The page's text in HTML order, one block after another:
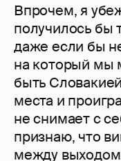
Впрочем, я
получилось бы
даже если бы
на который мы
быть
места и
не снимает с
признаю, что
между